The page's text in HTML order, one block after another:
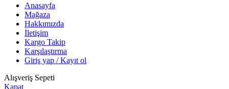
Anasayfa
Mağaza
Hakkımızda
İletişim
Kargo Takip
Karşılaştırma
Giriş yap / Kayıt ol
Alışveriş Sepeti
Kapat